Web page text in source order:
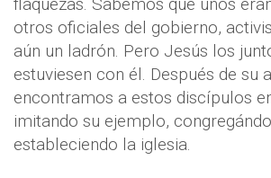
flaquezas. Sabemos que unos
otros oficiales del gobierno,
aún un ladrón. Pero Jesús los
estuviesen con él. Después de su
encontramos a estos discípulos
imitando su ejemplo,
estableciendo la iglesia.